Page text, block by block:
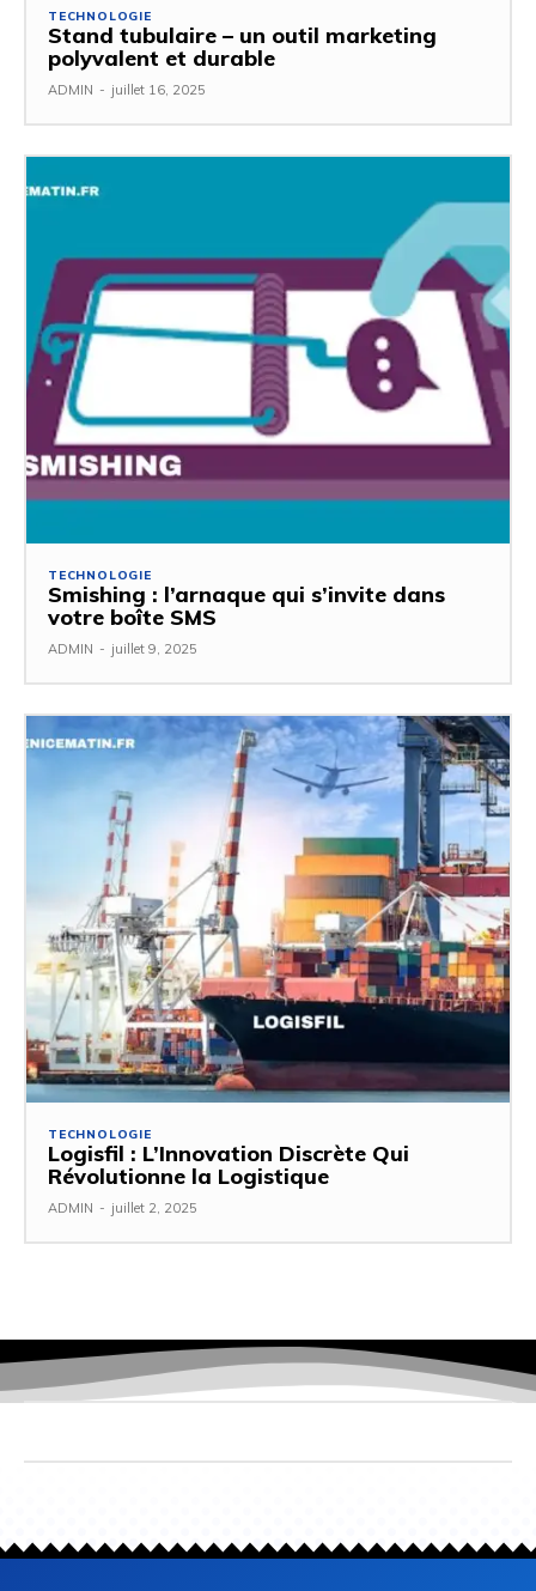
TECHNOLOGIE
Stand tubulaire – un outil marketing
polyvalent et durable
ADMIN - juillet 16, 2025
TECHNOLOGIE
Smishing : l’arnaque qui s’invite dans
votre boîte SMS
ADMIN - juillet 9, 2025
TECHNOLOGIE
Logisfil : L’Innovation Discrète Qui
Révolutionne la Logistique
ADMIN - juillet 2, 2025